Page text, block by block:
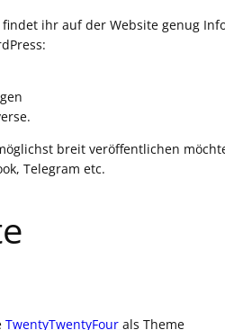
ihr auf der Website genug
breit veröffentlichen
Telegram etc.
TwentyTwentyFourals Theme